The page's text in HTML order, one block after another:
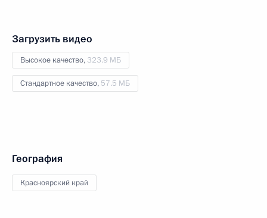
Загрузить видео
Высокое качество, 323.9 МБ
Стандартное качество, 57.5 МБ
География
Красноярский край